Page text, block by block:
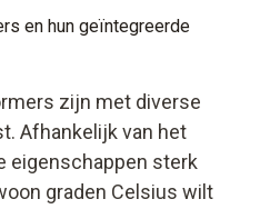
en hun geïntegreerde
zijn met diverse
Afhankelijk van het
eigenschappen sterk
graden Celsius wilt